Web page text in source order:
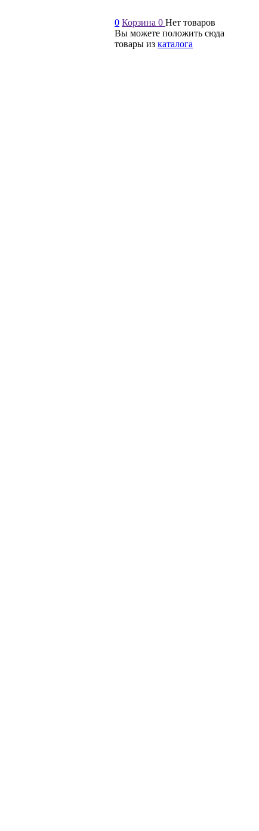
0 Корзина 0 Нет товаров
Вы можете положить сюда
товары из каталога